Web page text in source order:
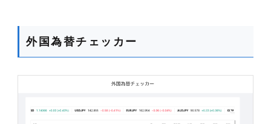
外国為替チェッカー